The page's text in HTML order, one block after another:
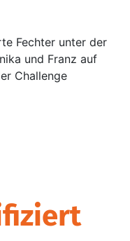
Fechter unter der
und Franz auf
Challenge